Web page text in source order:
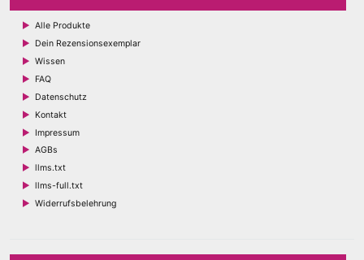
Alle Produkte
Dein Rezensionsexemplar
Wissen
FAQ
Datenschutz
Kontakt
Impressum
AGBs
llms.txt
llms-full.txt
Widerrufsbelehrung